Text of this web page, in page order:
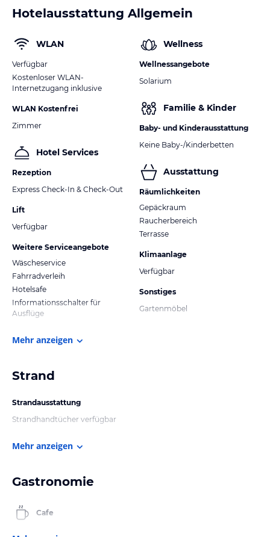
Hotelausstattung Allgemein
WLAN
Verfügbar
Kostenloser WLAN-
Internetzugang inklusive
WLAN Kostenfrei
Zimmer
Hotel Services
Rezeption
Express Check-In & Check-Out
Lift
Verfügbar
Weitere Serviceangebote
Wäscheservice
Fahrradverleih
Hotelsafe
Informationsschalter für
Ausflüge
Wellness
Wellnessangebote
Solarium
Familie & Kinder
Baby- und Kinderausstattung
Keine Baby-/Kinderbetten
Ausstattung
Räumlichkeiten
Gepäckraum
Raucherbereich
Terrasse
Klimaanlage
Verfügbar
Sonstiges
Gartenmöbel
Mehr anzeigen
Strand
Strandausstattung
Strandhandtücher verfügbar
Mehr anzeigen
Gastronomie
Cafe